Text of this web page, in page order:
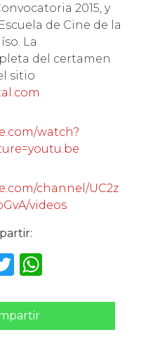
2015, y
de Cine de la
La
del certamen
sitio
watch?
channel/UC2z
videos
T
it
te
W
a
ts